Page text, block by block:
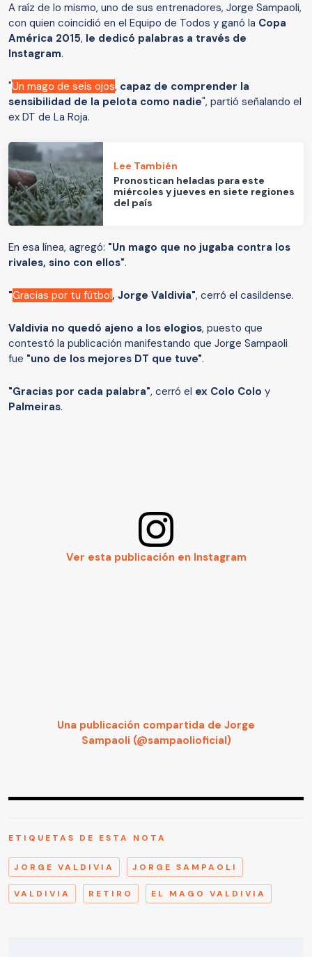
A raíz de lo mismo, uno de sus entrenadores, Jorge Sampaoli,
con quien coincidió en el Equipo de Todos y ganó la Copa
América 2015, le dedicó palabras a través de
Instagram.
"Un mago de seis ojos, capaz de comprender la
sensibilidad de la pelota como nadie", partió señalando el
ex DT de La Roja.
Lee También
Pronostican heladas para este
miércoles y jueves en siete regiones
del país
En esa línea, agregó: "Un mago que no jugaba contra los
rivales, sino con ellos".
"Gracias por tu fútbol, Jorge Valdivia", cerró el casildense.
Valdivia no quedó ajeno a los elogios, puesto que
contestó la publicación manifestando que Jorge Sampaoli
fue "uno de los mejores DT que tuve".
"Gracias por cada palabra", cerró el ex Colo Colo y
Palmeiras.
Ver esta publicación en Instagram
Una publicación compartida de Jorge
Sampaoli (@sampaolioficial)
ETIQUETAS DE ESTA NOTA
JORGE VALDIVIA JORGE SAMPAOLI
VALDIVIA RETIRO EL MAGO VALDIVIA